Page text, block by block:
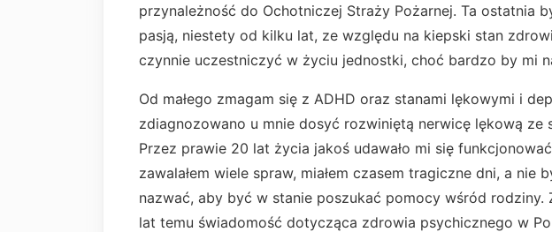
przynależność do Ochotniczej Straży Pożarnej. Ta ostatnia
pasją, niestety od kilku lat, ze względu na kiepski stan
czynnie uczestniczyć w życiu jednostki, choć bardzo by mi
Od małego zmagam się z ADHD oraz stanami lękowymi i
zdiagnozowano u mnie dosyć rozwiniętą nerwicę lękową ze
Przez prawie 20 lat życia jakoś udawało mi się
zawalałem wiele spraw, miałem czasem tragiczne dni, a nie
nazwać, aby być w stanie poszukać pomocy wśród rodziny.
lat temu świadomość dotycząca zdrowia psychicznego w